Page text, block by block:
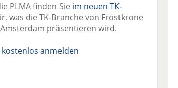
PLMA finden Sie im neuen TK-
was die TK-Branche von Frostkrone
präsentieren wird.
anmelden